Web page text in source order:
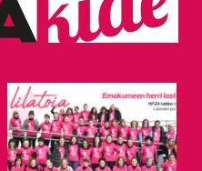
teknologiaz
gero, teknologia hori